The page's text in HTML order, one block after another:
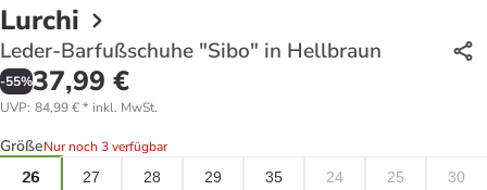
Lurchi
Leder-Barfußschuhe "Sibo" in Hellbraun
-55%37,99 €
UVP: 84,99 €* inkl. MwSt.
GrößeNur noch 3 verfügbar
26
27 28 29 35 24 25 30